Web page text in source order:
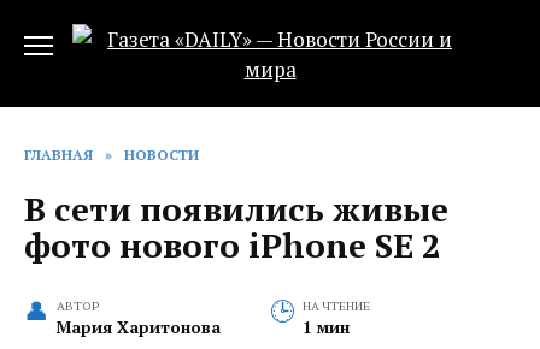
ГЛАВНАЯ » НОВОСТИ
В сети появились живые
фото нового iPhone SE 2
АВТОР
Мария Харитонова
НА ЧТЕНИЕ
1 мин